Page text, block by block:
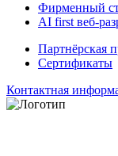
Фирменный
AI first веб-
Партнёрская
Сертификаты
Контактная